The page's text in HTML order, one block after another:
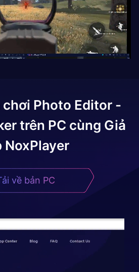
chơi Photo Editor -
trên PC cùng Giả
NoxPlayer
về bản PC